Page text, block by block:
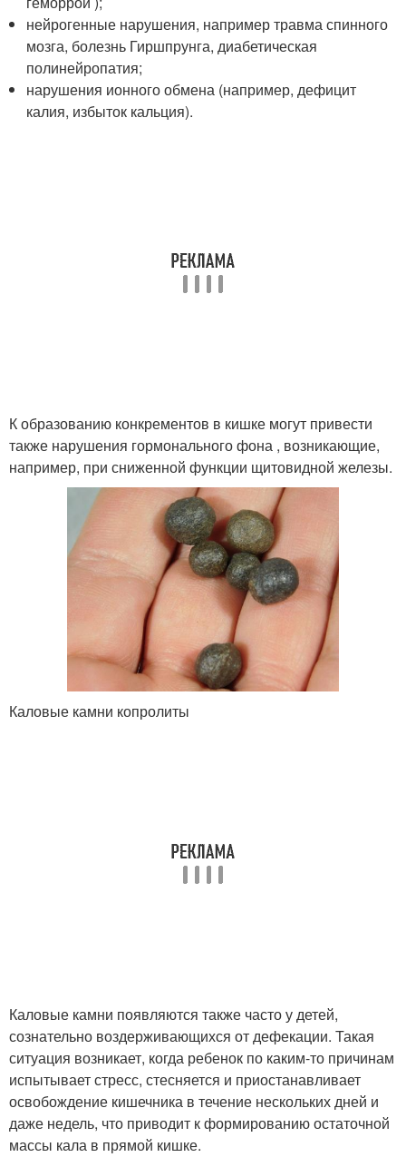
нейрогенные нарушения, например травма спинного
мозга, болезнь Гиршпрунга, диабетическая
полинейропатия;
нарушения ионного обмена (например, дефицит
калия, избыток кальция).
К образованию конкрементов в кишке могут привести
также нарушения гормонального фона , возникающие,
например, при сниженной функции щитовидной железы.
Каловые камни копролиты
Каловые камни появляются также часто у детей,
сознательно воздерживающихся от дефекации. Такая
ситуация возникает, когда ребенок по каким-то причинам
испытывает стресс, стесняется и приостанавливает
освобождение кишечника в течение нескольких дней и
даже недель, что приводит к формированию остаточной
массы кала в прямой кишке.